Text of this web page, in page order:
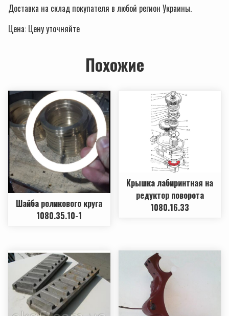
Доставка на склад покупателя в любой регион Украины.
Цена: Ценy уточняйте
Похожие
Шайба роликового круга
1080.35.10-1
Крышка лабиринтная на
редуктор поворота
1080.16.33